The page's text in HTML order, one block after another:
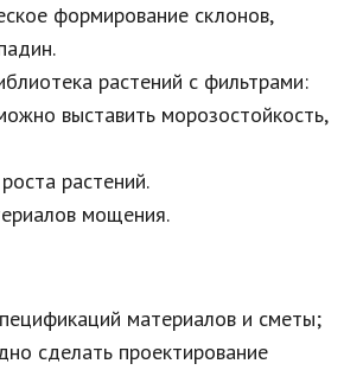
формирование склонов,
растений с фильтрами:
выставить морозостойкость,
растений.
мощения.
материалов и сметы;
сделать проектирование